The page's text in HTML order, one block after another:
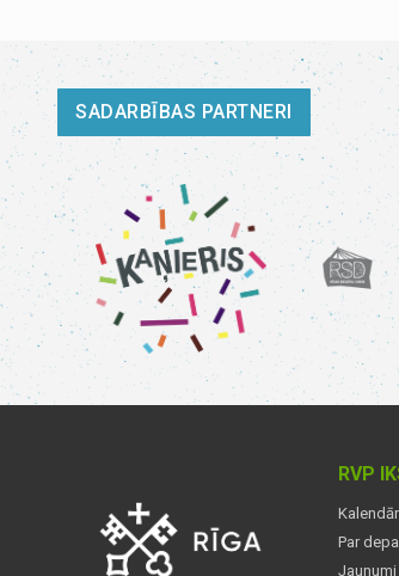
SADARBĪBAS PARTNERI
RVP
Par
Jaunumi